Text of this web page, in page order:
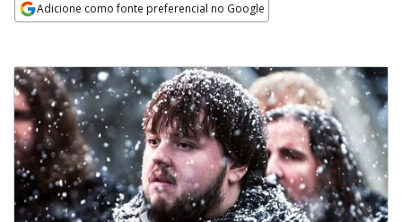
Adicione como fonte preferencial no Google